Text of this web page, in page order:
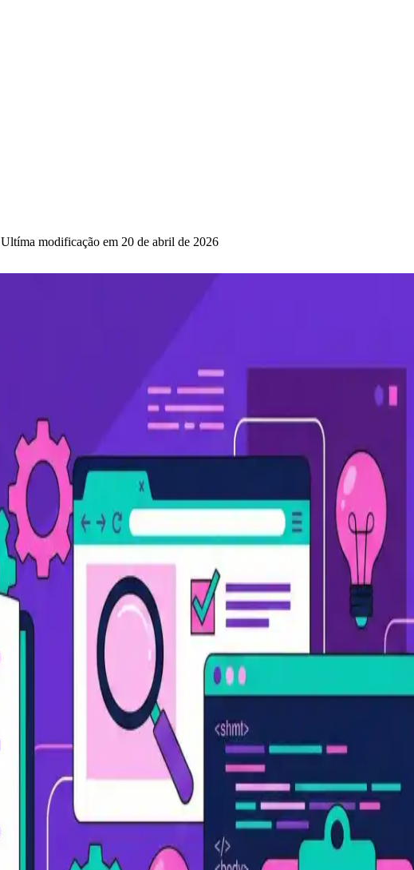
Ultíma modificação em 20 de abril de 2026